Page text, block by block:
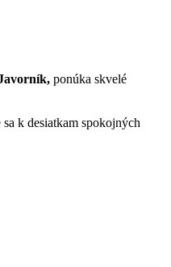
ponúka skvelé
k desiatkam spokojných